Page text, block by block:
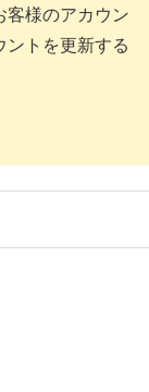
客様のアカウン
ントを更新する